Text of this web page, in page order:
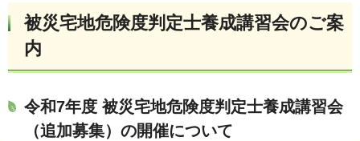
被災宅地危険度判定士養成講習会のご案
内
令和7年度 被災宅地危険度判定士養成講習会
（追加募集）の開催について